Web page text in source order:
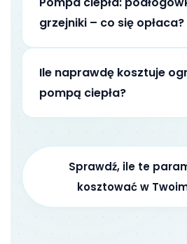
grzejniki – co się opłaca?
Ile naprawdę kosztuje
pompą ciepła?
Sprawdź, ile te
kosztować w